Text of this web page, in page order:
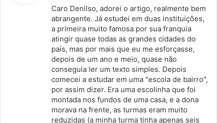
s
e
:
Caro Denilso, adorei o artigo, realmente bem
abrangente. Já estudei em duas instituições,
a primeira muito famosa por sua franquia
atingir quase todas as grandes cidades do
país, mas por mais que eu me esforçasse,
depois de um ano e meio, quase não
conseguia ler um texto simples. Depois
comecei a estudar em uma "escola de bairro",
por assim dizer. Era uma escolinha que foi
montada nos fundos de uma casa, e a dona
morava na frente, as turmas eram muito
reduzidas (a minha turma tinha apenas seis